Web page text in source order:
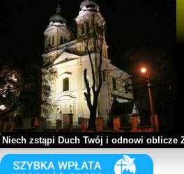
Kościół parafii WNMP w Biłgoraju
Niech zstąpi Duch Twój i odnowi oblicze